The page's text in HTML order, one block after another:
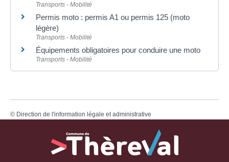
Transports - Mobilité
Permis moto : permis A1 ou permis 125 (moto
légère)
Transports - Mobilité
Équipements obligatoires pour conduire une moto
Transports - Mobilité
© Direction de l'information légale et administrative